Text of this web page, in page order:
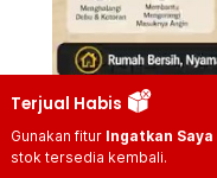
Terjual Habis
Gunakan fitur Ingatkan Saya
stok tersedia kembali.